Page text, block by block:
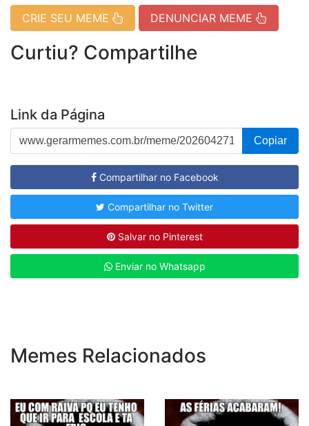
CRIE SEU MEME DENUNCIAR MEME
Curtiu? Compartilhe
Link da Página
Copiar
Compartilhar no Facebook
Compartilhar no Twitter
Salvar no Pinterest
Enviar no Whatsapp
Memes Relacionados